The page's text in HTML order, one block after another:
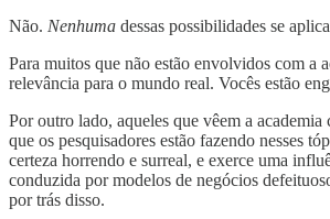
Não. Nenhuma dessas possibilidades se
Para muitos que não estão envolvidos com a
relevância para o mundo real. Vocês estão
Por outro lado, aqueles que vêem a
que os pesquisadores estão fazendo nesses
certeza horrendo e surreal, e exerce uma
conduzida por modelos de negócios
por trás disso.